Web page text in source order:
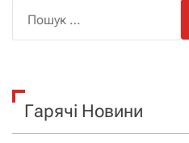
к
Гарячі Новини